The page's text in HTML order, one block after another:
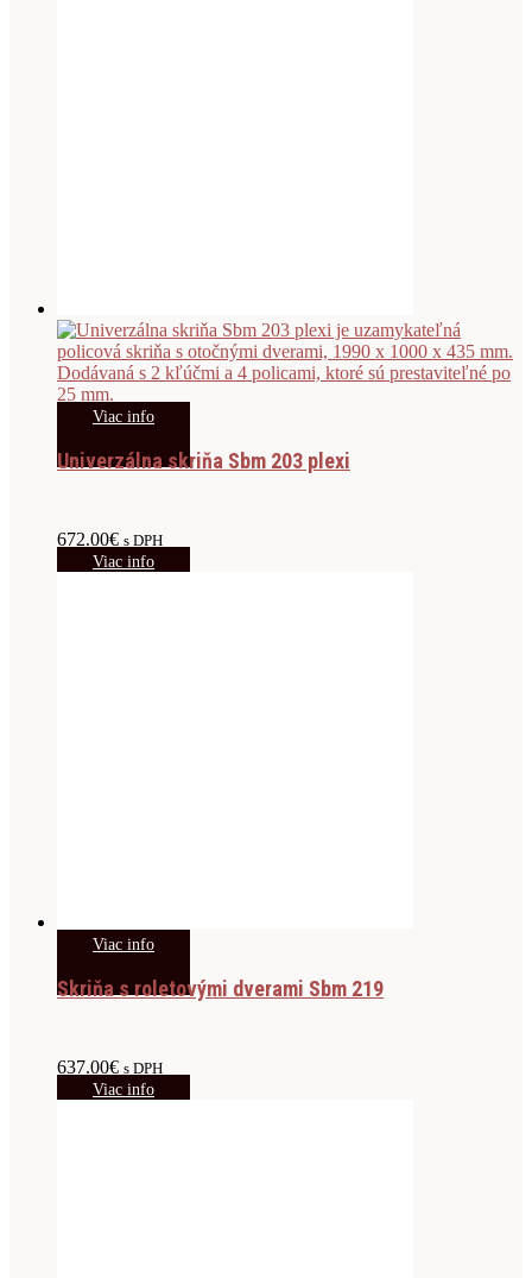
Viac info
Univerzálna skriňa Sbm 203 plexi
672.00€ s DPH
Viac info
Viac info
Skriňa s roletovými dverami Sbm 219
637.00€ s DPH
Viac info